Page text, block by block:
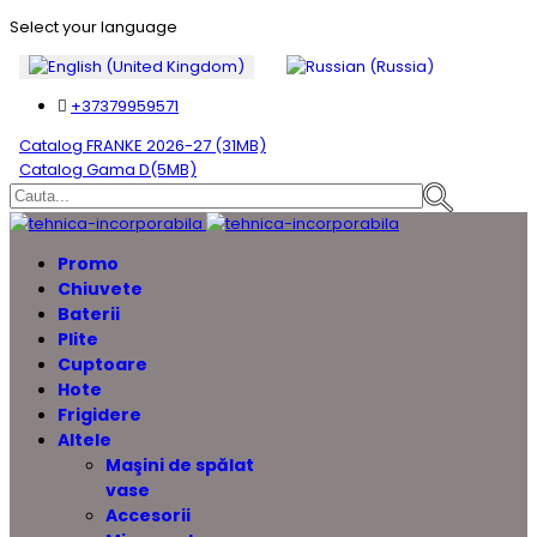
Select your language
+37379959571
Catalog FRANKE 2026-27 (31MB)
Catalog Gama D(5MB)
Promo
Chiuvete
Baterii
Plite
Cuptoare
Hote
Frigidere
Altele
Maşini de spălat
vase
Accesorii